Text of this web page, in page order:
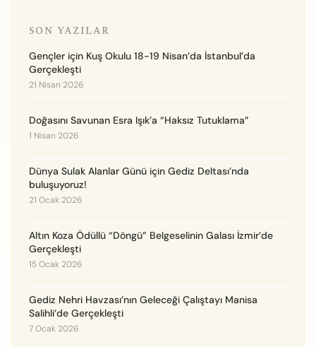
SON YAZILAR
Gençler için Kuş Okulu 18-19 Nisan’da İstanbul’da
Gerçekleşti
21 Nisan 2026
Doğasını Savunan Esra Işık’a “Haksız Tutuklama”
1 Nisan 2026
Dünya Sulak Alanlar Günü için Gediz Deltası’nda
buluşuyoruz!
21 Ocak 2026
Altın Koza Ödüllü “Döngü” Belgeselinin Galası İzmir’de
Gerçekleşti
15 Ocak 2026
Gediz Nehri Havzası’nın Geleceği Çalıştayı Manisa
Salihli’de Gerçekleşti
7 Ocak 2026